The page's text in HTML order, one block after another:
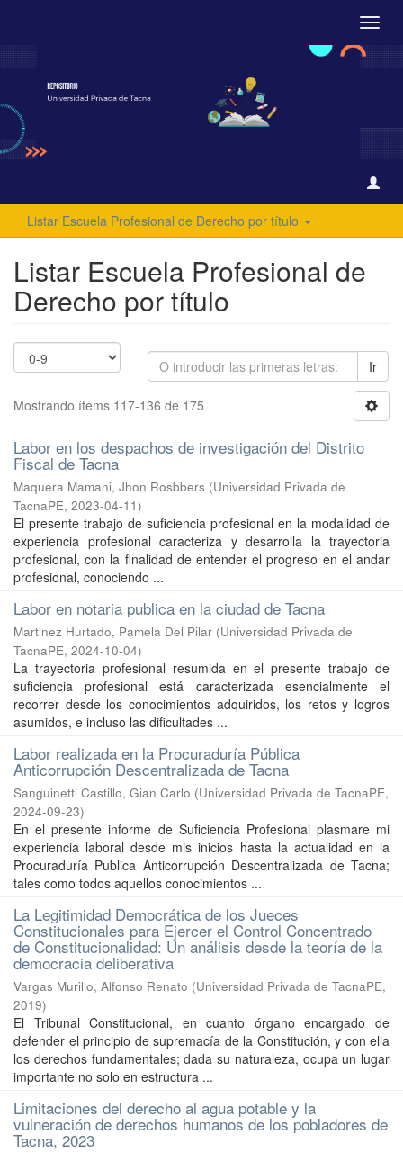
Listar Escuela Profesional de Derecho por título
Listar Escuela Profesional de
Derecho por título
Ir
Mostrando ítems 117-136 de 175
Labor en los despachos de investigación del Distrito
Fiscal de Tacna
Maquera Mamani, Jhon Rosbbers (Universidad Privada de
TacnaPE, 2023-04-11)
El presente trabajo de suficiencia profesional en la modalidad de
experiencia profesional caracteriza y desarrolla la trayectoria
profesional, con la finalidad de entender el progreso en el andar
profesional, conociendo ...
Labor en notaria publica en la ciudad de Tacna
Martinez Hurtado, Pamela Del Pilar (Universidad Privada de
TacnaPE, 2024-10-04)
La trayectoria profesional resumida en el presente trabajo de
suficiencia profesional está caracterizada esencialmente el
recorrer desde los conocimientos adquiridos, los retos y logros
asumidos, e incluso las dificultades ...
Labor realizada en la Procuraduría Pública
Anticorrupción Descentralizada de Tacna
Sanguinetti Castillo, Gian Carlo (Universidad Privada de TacnaPE,
2024-09-23)
En el presente informe de Suficiencia Profesional plasmare mi
experiencia laboral desde mis inicios hasta la actualidad en la
Procuraduría Publica Anticorrupción Descentralizada de Tacna;
tales como todos aquellos conocimientos ...
La Legitimidad Democrática de los Jueces
Constitucionales para Ejercer el Control Concentrado
de Constitucionalidad: Un análisis desde la teoría de la
democracia deliberativa
Vargas Murillo, Alfonso Renato (Universidad Privada de TacnaPE,
2019)
El Tribunal Constitucional, en cuanto órgano encargado de
defender el principio de supremacía de la Constitución, y con ella
los derechos fundamentales; dada su naturaleza, ocupa un lugar
importante no solo en estructura ...
Limitaciones del derecho al agua potable y la
vulneración de derechos humanos de los pobladores de
Tacna, 2023